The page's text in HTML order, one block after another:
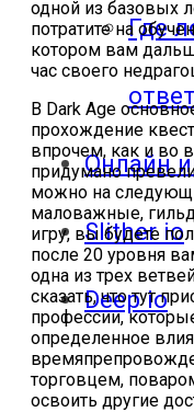
Где
Онлайн
Slither io
Deep io
одной из базовых
потратите на
котором вам
час своего
В Dark Age
прохождение
впрочем, как и во
придумано
можно на
маловажные,
игру, вы будете
после 20 уровня
одна из трех
сказать, что тут
профессии,
определенное
торговцем,
освоить другие